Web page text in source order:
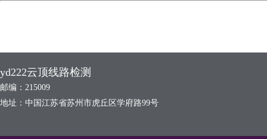
yd222云顶线路检测
邮编：215009
地址：中国江苏省苏州市虎丘区学府路99号